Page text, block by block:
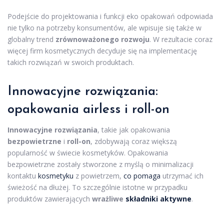
Podejście do projektowania i funkcji eko opakowań odpowiada
nie tylko na potrzeby konsumentów, ale wpisuje się także w
globalny trend zrównoważonego rozwoju. W rezultacie coraz
więcej firm kosmetycznych decyduje się na implementację
takich rozwiązań w swoich produktach.
Innowacyjne rozwiązania:
opakowania airless i roll-on
Innowacyjne rozwiązania, takie jak opakowania
bezpowietrzne i roll-on, zdobywają coraz większą
popularność w świecie kosmetyków. Opakowania
bezpowietrzne zostały stworzone z myślą o minimalizacji
kontaktu kosmetyku z powietrzem, co pomaga utrzymać ich
świeżość na dłużej. To szczególnie istotne w przypadku
produktów zawierających wrażliwe składniki aktywne.